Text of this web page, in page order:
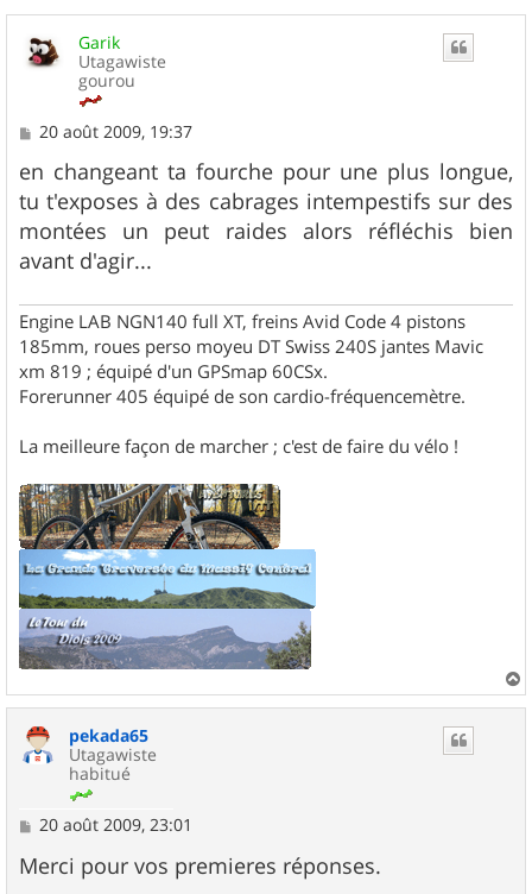
Garik
Utagawiste
gourou
M
s
s
a
g
e
20 août 2009, 19:37
en changeant ta fourche pour une plus longue,
tu t'exposes à des cabrages intempestifs sur des
montées un peut raides alors réfléchis bien
avant d'agir...
Engine LAB NGN140 full XT, freins Avid Code 4 pistons
185mm, roues perso moyeu DT Swiss 240S jantes Mavic
xm 819 ; équipé d'un GPSmap 60CSx.
Forerunner 405 équipé de son cardio-fréquencemètre.
La meilleure façon de marcher ; c'est de faire du vélo !
a
pekada65
Utagawiste
habitué
M
s
s
20 août 2009, 23:01
Merci pour vos premieres réponses.